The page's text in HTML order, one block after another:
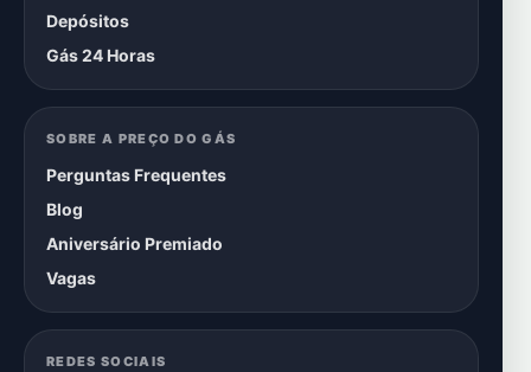
Depósitos
Gás 24 Horas
SOBRE A PREÇO DO GÁS
Perguntas Frequentes
Blog
Aniversário Premiado
Vagas
REDES SOCIAIS